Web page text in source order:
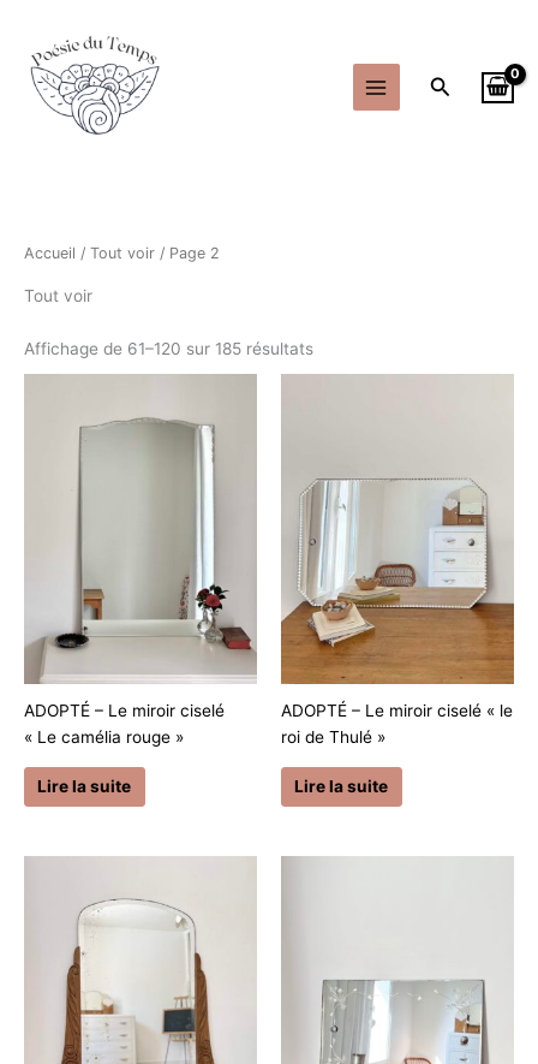
contenu
Accueil / Tout voir / Page 2
Tout voir
Affichage de 61–120 sur 185 résultats
ADOPTÉ – Le miroir ciselé
« Le camélia rouge »
Lire la suite
ADOPTÉ – Le miroir ciselé « le
roi de Thulé »
Lire la suite